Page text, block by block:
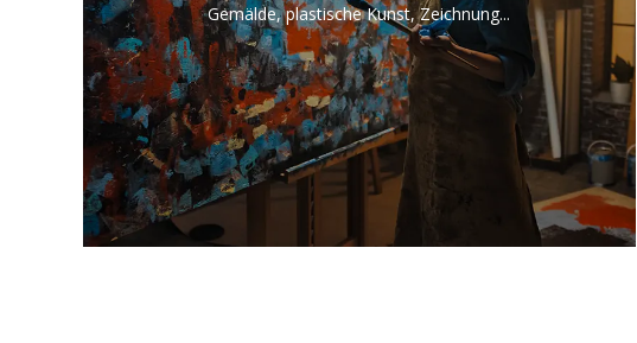
Gemälde, plastische Kunst, Zeichnung...